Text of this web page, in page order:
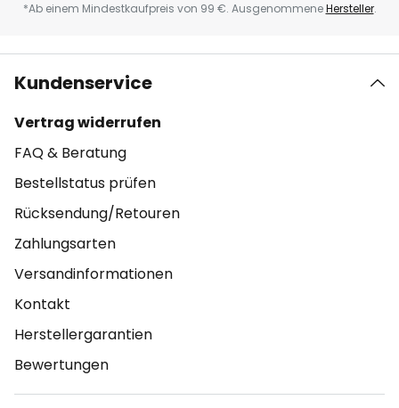
*Ab einem Mindestkaufpreis von 99 €. AusgenommeneHersteller.
Kundenservice
Vertrag widerrufen
FAQ & Beratung
Bestellstatus prüfen
Rücksendung/Retouren
Zahlungsarten
Versandinformationen
Kontakt
Herstellergarantien
Bewertungen